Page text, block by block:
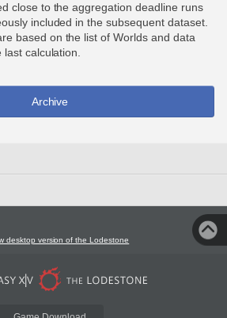
close to the aggregation deadline runs
included in the subsequent dataset.
based on the list of Worlds and data
calculation.
Archive
desktop version of the Lodestone